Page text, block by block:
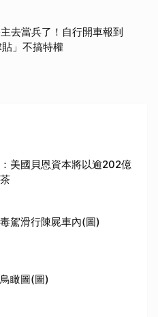
去當兵了！自行開車報到
貼」不搞特權
美國貝恩資本將以逾202億
駕滑行陳屍車內(圖)
瞰圖(圖)